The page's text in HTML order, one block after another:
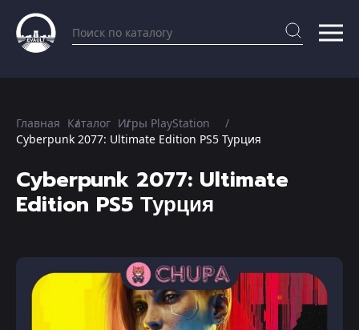
Главная Каталог Игры PlayStation
Cyberpunk 2077: Ultimate Edition PS5 Турция
Cyberpunk 2077: Ultimate
Edition PS5 Турция